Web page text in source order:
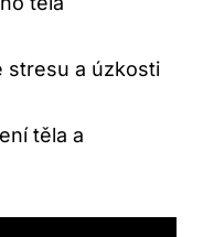
stresu a úzkosti
těla a